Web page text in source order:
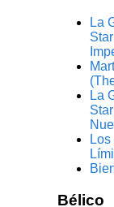
La
La
Bélico